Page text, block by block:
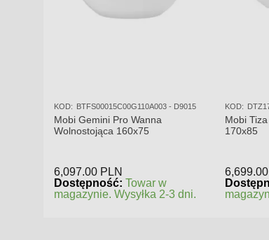
KOD: BTFS00015C00G110A003 - D9015
Mobi Gemini Pro Wanna
Wolnostojąca 160x75
6,097.00 PLN
Dostępność: Towar w
magazynie. Wysyłka 2-3 dni.
KOD:
Mobi
170x85
6,699.00